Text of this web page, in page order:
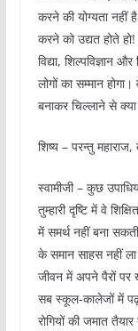
करने की योग्यता
करने को उद्यत होते
विद्या, शिल्पविज्ञान
लोगों का सम्मान
बनाकर चिल्लाने से क्या
शिष्य – परन्तु
स्वामीजी – कुछ
तुम्हारी दृष्टि में वे
में समर्थ नहीं बना
के समान साहस नहीं ला
जीवन में अपने पैरों
सब स्कूल-कालेजों में
रोगियों की जमात